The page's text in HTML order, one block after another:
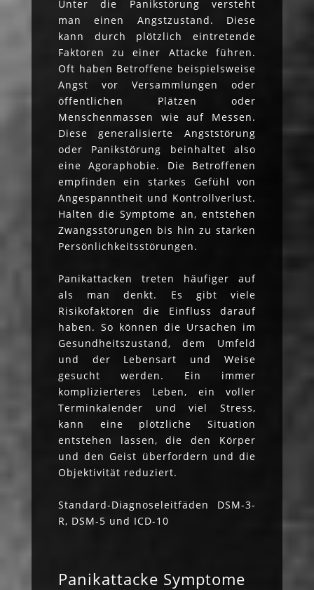
Unter die Panikstörung versteht
man einen Angstzustand. Diese
kann durch plötzlich eintretende
Faktoren zu einer Attacke führen.
Oft haben Betroffene beispielsweise
Angst vor Versammlungen oder
öffentlichen Plätzen oder
Menschenmassen wie auf Messen.
Diese generalisierte Angststörung
oder Panikstörung beinhaltet also
eine Agoraphobie. Die Betroffenen
empfinden ein starkes Gefühl von
Angespanntheit und Kontrollverlust.
Halten die Symptome an, entstehen
Zwangsstörungen bis hin zu starken
Persönlichkeitsstörungen.
Panikattacken treten häufiger auf
als man denkt. Es gibt viele
Risikofaktoren die Einfluss darauf
haben. So können die Ursachen im
Gesundheitszustand, dem Umfeld
und der Lebensart und Weise
gesucht werden. Ein immer
komplizierteres Leben, ein voller
Terminkalender und viel Stress,
kann eine plötzliche Situation
entstehen lassen, die den Körper
und den Geist überfordern und die
Objektivität reduziert.
Standard-Diagnoseleitfäden DSM-3-
R, DSM-5 und ICD-10
Panikattacke Symptome